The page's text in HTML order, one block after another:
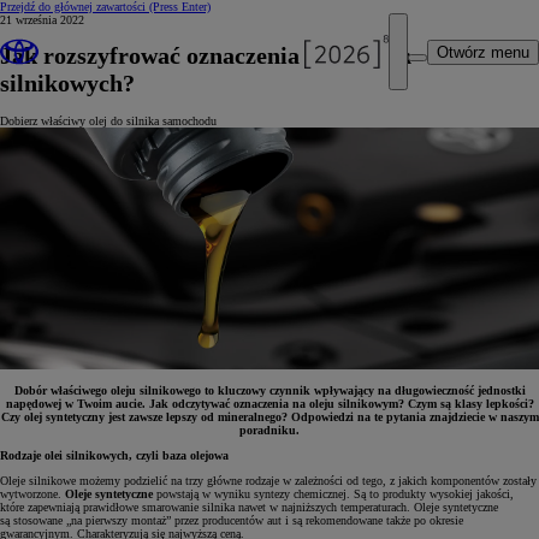
Przejdź do głównej zawartości (Press Enter)
Otwórz menu
21 września 2022
Jak rozszyfrować oznaczenia na olejach
silnikowych?
Dobierz właściwy olej do silnika samochodu
Dobór właściwego oleju silnikowego to kluczowy czynnik wpływający na długowieczność jednostki
napędowej w Twoim aucie. Jak odczytywać oznaczenia na oleju silnikowym? Czym są klasy lepkości?
Czy olej syntetyczny jest zawsze lepszy od mineralnego? Odpowiedzi na te pytania znajdziecie w naszym
poradniku.
Rodzaje olei silnikowych, czyli baza olejowa
Oleje silnikowe możemy podzielić na trzy główne rodzaje w zależności od tego, z jakich komponentów zostały
wytworzone. Oleje syntetyczne powstają w wyniku syntezy chemicznej. Są to produkty wysokiej jakości,
które zapewniają prawidłowe smarowanie silnika nawet w najniższych temperaturach. Oleje syntetyczne
są stosowane „na pierwszy montaż” przez producentów aut i są rekomendowane także po okresie
gwarancyjnym. Charakteryzują się najwyższą ceną.